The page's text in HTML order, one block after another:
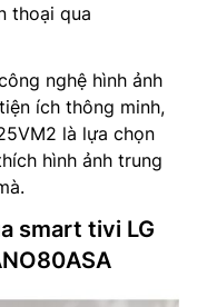
thoại qua
nghệ hình ảnh
ích thông minh,
là lựa chọn
hình ảnh trung
smart tivi LG